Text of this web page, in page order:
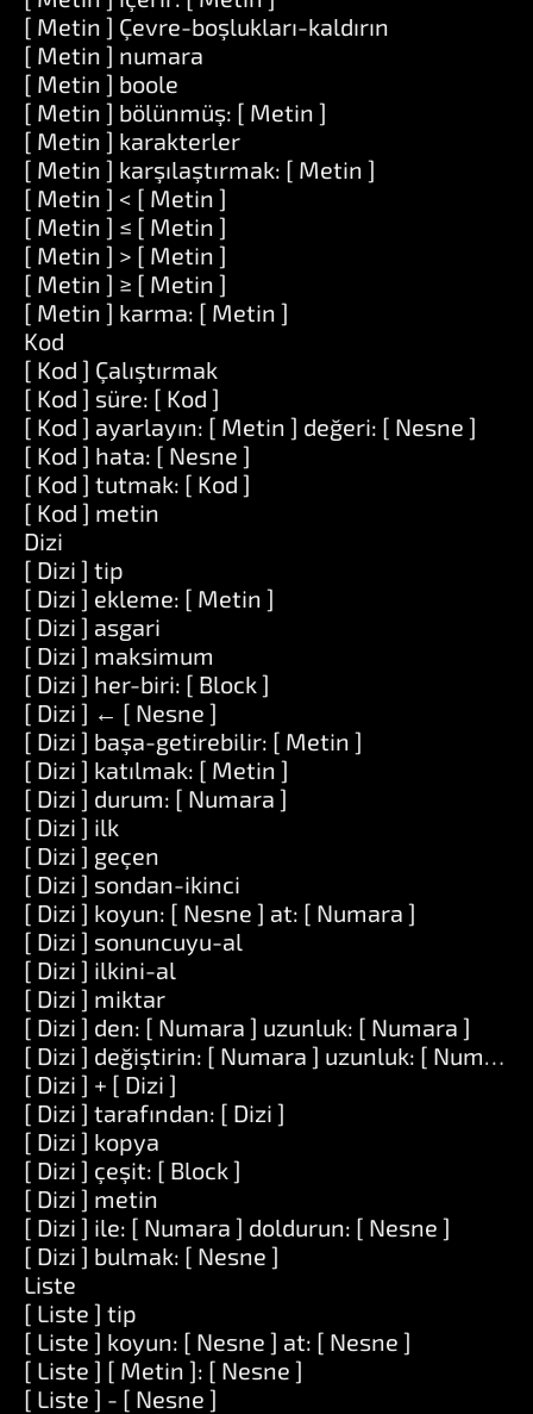
[ Metin ] Çevre-boşlukları-kaldırın
[ Metin ] numara
[ Metin ] boole
[ Metin ] bölünmüş: [ Metin ]
[ Metin ] karakterler
[ Metin ] karşılaştırmak: [ Metin ]
[ Metin ] < [ Metin ]
[ Metin ] ≤ [ Metin ]
[ Metin ] > [ Metin ]
[ Metin ] ≥ [ Metin ]
[ Metin ] karma: [ Metin ]
Kod
[ Kod ] Çalıştırmak
[ Kod ] süre: [ Kod ]
[ Kod ] ayarlayın: [ Metin ] değeri: [ Nesne ]
[ Kod ] hata: [ Nesne ]
[ Kod ] tutmak: [ Kod ]
[ Kod ] metin
Dizi
[ Dizi ] tip
[ Dizi ] ekleme: [ Metin ]
[ Dizi ] asgari
[ Dizi ] maksimum
[ Dizi ] her-biri: [ Block ]
[ Dizi ] ← [ Nesne ]
[ Dizi ] başa-getirebilir: [ Metin ]
[ Dizi ] katılmak: [ Metin ]
[ Dizi ] durum: [ Numara ]
[ Dizi ] ilk
[ Dizi ] geçen
[ Dizi ] sondan-ikinci
[ Dizi ] koyun: [ Nesne ] at: [ Numara ]
[ Dizi ] sonuncuyu-al
[ Dizi ] ilkini-al
[ Dizi ] miktar
[ Dizi ] den: [ Numara ] uzunluk: [ Numara ]
[ Dizi ] değiştirin: [ Numara ] uzunluk: [ Numara
[ Dizi ] + [ Dizi ]
[ Dizi ] tarafından: [ Dizi ]
[ Dizi ] kopya
[ Dizi ] çeşit: [ Block ]
[ Dizi ] metin
[ Dizi ] ile: [ Numara ] doldurun: [ Nesne ]
[ Dizi ] bulmak: [ Nesne ]
Liste
[ Liste ] tip
[ Liste ] koyun: [ Nesne ] at: [ Nesne ]
[ Liste ] [ Metin ]: [ Nesne ]
[ Liste ] - [ Nesne ]